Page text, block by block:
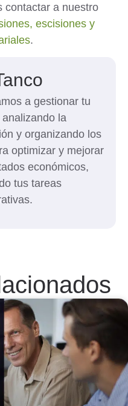
contactar a nuestro
escisiones y
.
a gestionar tu
la
y organizando los
optimizar y mejorar
económicos,
tus tareas